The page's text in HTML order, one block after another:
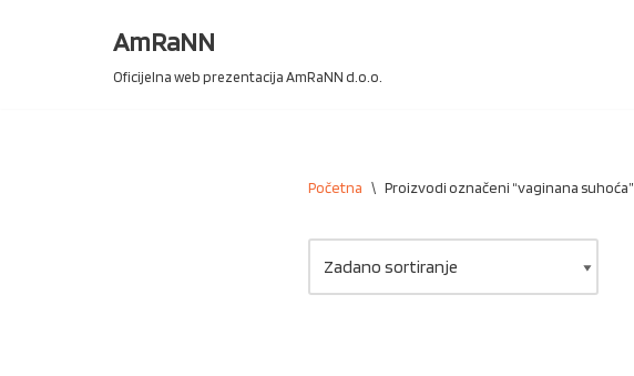
AmRaNN
Oficijelna web prezentacija AmRaNN d.o.o.
Početna \ Proizvodi označeni “vaginana suhoća”